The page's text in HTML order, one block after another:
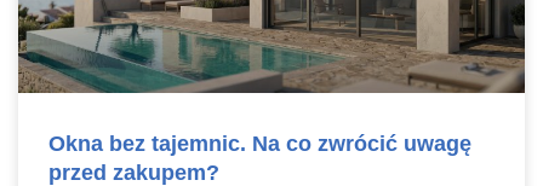
Okna bez tajemnic. Na co zwrócić uwagę
przed zakupem?